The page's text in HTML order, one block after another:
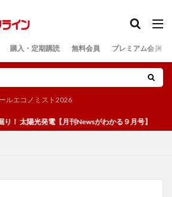
購入・定期購読 無料会員 プレミアム会員
ルエコノミスト2026
り！ 太陽光発電【月刊Newsがわかる９月号】
検索